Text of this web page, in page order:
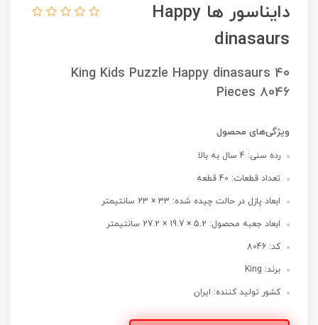
دایناسور ها Happy
dinasaurs
King Kids Puzzle Happy dinasaurs 40
Pieces 8046
ویژگی‌های محصول
رده سنی: 4 سال به بالا
تعداد قطعات: 40 قطعه
ابعاد پازل در حالت چیده شده: 33 × 23 سانتیمتر
ابعاد جعبه محصول: 5.2 × 19.7 × 27.2 سانتیمتر
کد: 8046
برند: King
کشور تولید کننده: ایران